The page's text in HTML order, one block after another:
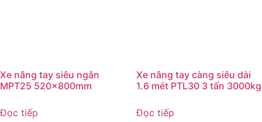
Xe nâng tay siêu ngắn
MPT25 520x800mm
Đọc tiếp
Xe nâng tay càng siêu dài
1.6 mét PTL30 3 tấn 3000kg
Đọc tiếp